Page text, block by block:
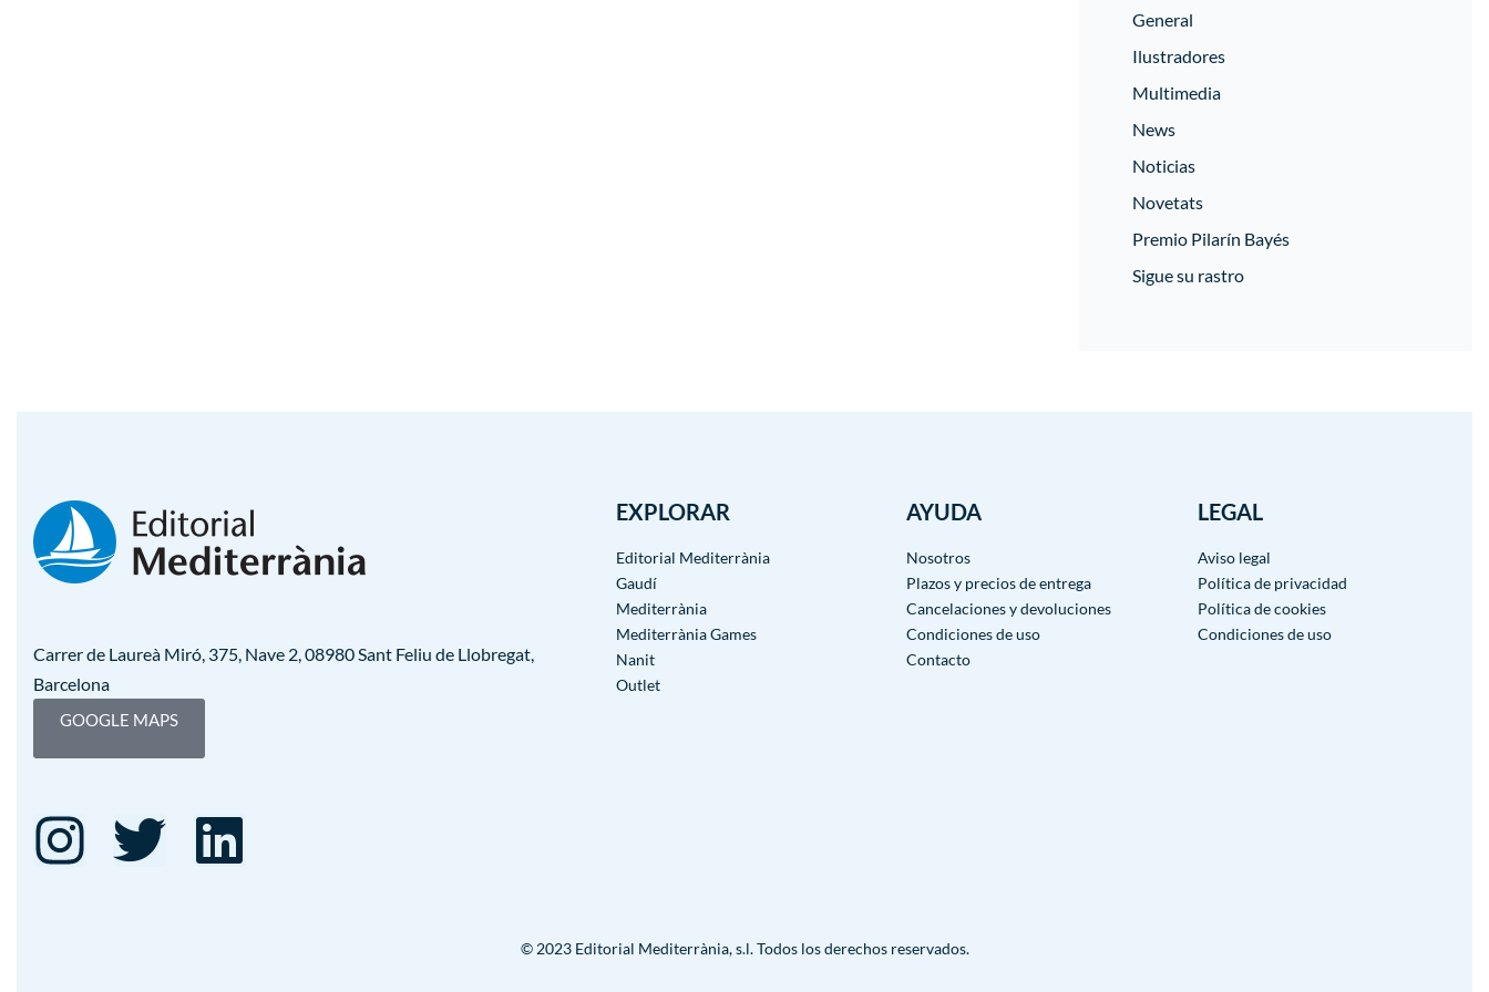
General
Ilustradores
Multimedia
News
Noticias
Novetats
Premio Pilarín Bayés
Sigue su rastro
Carrer de Laureà Miró, 375, Nave 2, 08980 Sant Feliu de Llobregat,
Barcelona
GOOGLE MAPS
EXPLORAR
Editorial Mediterrània
Gaudí
Mediterrània
Mediterrània Games
Nanit
Outlet
AYUDA
Nosotros
Plazos y precios de entrega
Cancelaciones y devoluciones
Condiciones de uso
Contacto
LEGAL
Aviso legal
Política de privacidad
Política de cookies
Condiciones de uso
© 2023 Editorial Mediterrània, s.l. Todos los derechos reservados.